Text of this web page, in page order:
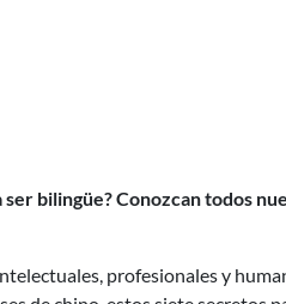
bilingüe? Conozcan todos
profesionales y